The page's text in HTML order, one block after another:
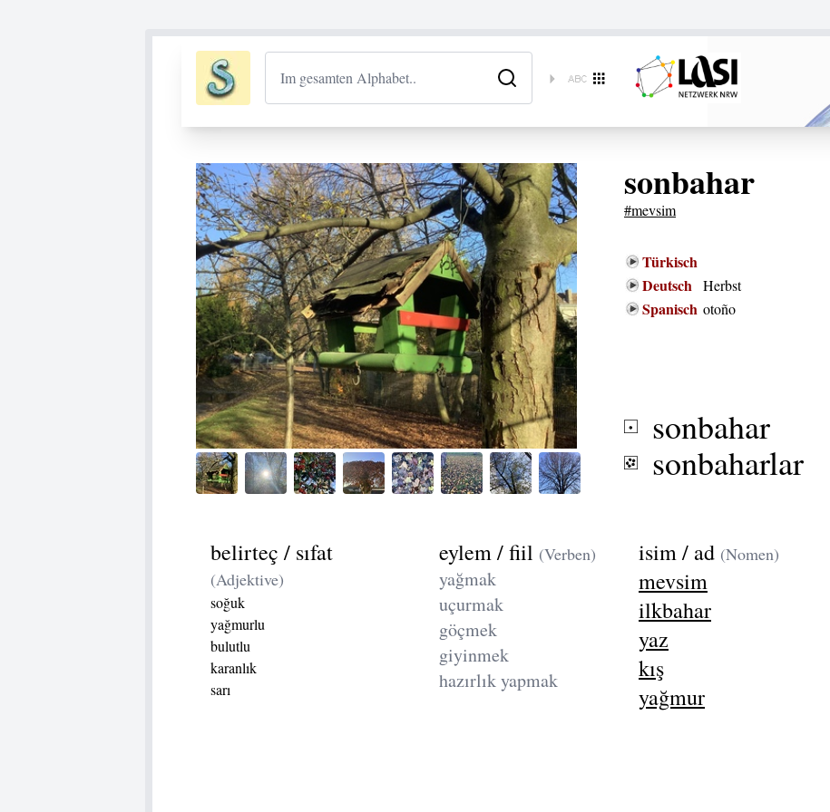
sonbahar
#mevsim
Türkisch
Deutsch Herbst
Spanisch otoño
sonbahar
sonbaharlar
belirteç / sıfat
(Adjektive)
soğuk
yağmurlu
bulutlu
karanlık
sarı
eylem / fiil (Verben)
yağmak
uçurmak
göçmek
giyinmek
hazırlık yapmak
isim / ad (Nomen)
mevsim
ilkbahar
yaz
kış
yağmur